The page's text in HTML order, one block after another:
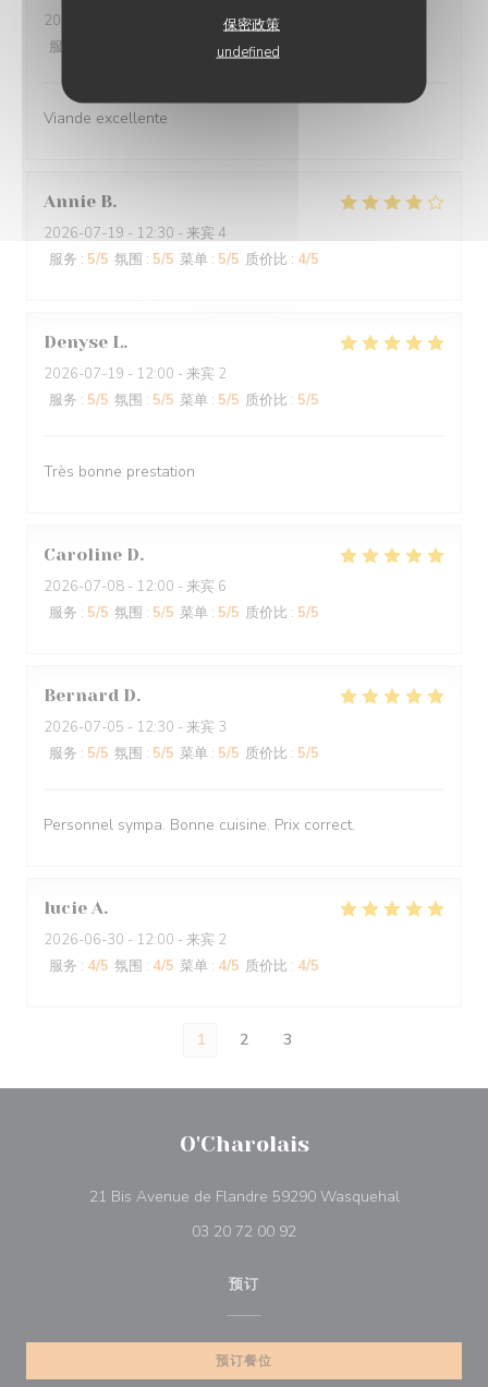
保密政策
undefined
2026-07-25
- 12:30 - 来宾 3
服务
4/5 质价比
Viande excellente
Annie B
2026-07-19 - 12:30 - 来宾 4
服务 : 5/5 氛围 : 5/5 菜单 : 5/5 质价比 : 4/5
Denyse L
2026-07-19 - 12:00 - 来宾 2
服务 : 5/5 氛围 : 5/5 菜单 : 5/5 质价比 : 5/5
Très bonne prestation
Caroline D
2026-07-08 - 12:00 - 来宾 6
服务 : 5/5 氛围 : 5/5 菜单 : 5/5 质价比 : 5/5
Bernard D
2026-07-05 - 12:30 - 来宾 3
服务 : 5/5 氛围 : 5/5 菜单 : 5/5 质价比 : 5/5
Personnel sympa. Bonne cuisine. Prix correct.
lucie A
2026-06-30 - 12:00 - 来宾 2
服务 : 4/5 氛围 : 4/5 菜单 : 4/5 质价比 : 4/5
1 2 3
O'Charolais
21 Bis Avenue de Flandre 59290 Wasquehal((在新窗口中
03 20 72 00 92
预订
预订餐位